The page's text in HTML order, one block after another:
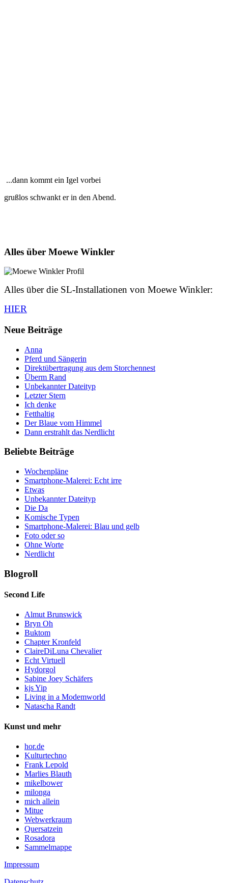
...dann kommt ein Igel vorbei
grußlos schwankt er in den Abend.
Alles über Moewe Winkler
Alles über die SL-Installationen von Moewe Winkler:
HIER
Neue Beiträge
Anna
Pferd und Sängerin
Direktübertragung aus dem Storchennest
Überm Rand
Unbekannter Dateityp
Letzter Stern
Ich denke
Fetthaltig
Der Blaue vom Himmel
Dann erstrahlt das Nerdlicht
Beliebte Beiträge
Wochenpläne
Smartphone-Malerei: Echt irre
Etwas
Unbekannter Dateityp
Die Da
Komische Typen
Smartphone-Malerei: Blau und gelb
Foto oder so
Ohne Worte
Nerdlicht
Blogroll
Second Life
Almut Brunswick
Bryn Oh
Buktom
Chapter Kronfeld
ClaireDiLuna Chevalier
Echt Virtuell
Hydorgol
Sabine Joey Schäfers
kjs Yip
Living in a Modemworld
Natascha Randt
Kunst und mehr
hor.de
Kulturtechno
Frank Lepold
Marlies Blauth
mikelbower
milonga
mich allein
Mitue
Webwerkraum
Quersatzein
Rosadora
Sammelmappe
Impressum